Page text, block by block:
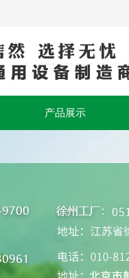
产品展示